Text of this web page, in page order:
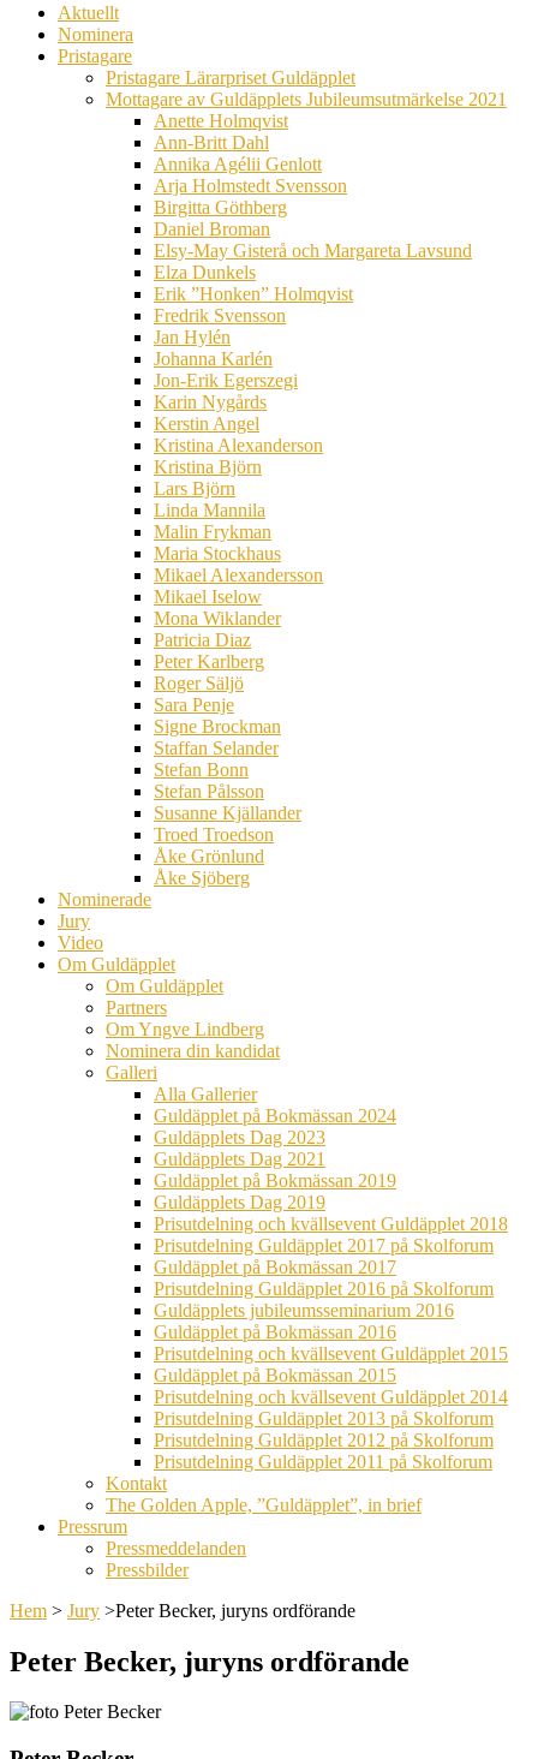
Aktuellt
Nominera
Pristagare
Pristagare Lärarpriset Guldäpplet
Mottagare av Guldäpplets Jubileumsutmärkelse 2021
Anette Holmqvist
Ann-Britt Dahl
Annika Agélii Genlott
Arja Holmstedt Svensson
Birgitta Göthberg
Daniel Broman
Elsy-May Gisterå och Margareta Lavsund
Elza Dunkels
Erik ”Honken” Holmqvist
Fredrik Svensson
Jan Hylén
Johanna Karlén
Jon-Erik Egerszegi
Karin Nygårds
Kerstin Angel
Kristina Alexanderson
Kristina Björn
Lars Björn
Linda Mannila
Malin Frykman
Maria Stockhaus
Mikael Alexandersson
Mikael Iselow
Mona Wiklander
Patricia Diaz
Peter Karlberg
Roger Säljö
Sara Penje
Signe Brockman
Staffan Selander
Stefan Bonn
Stefan Pålsson
Susanne Kjällander
Troed Troedson
Åke Grönlund
Åke Sjöberg
Nominerade
Jury
Video
Om Guldäpplet
Om Guldäpplet
Partners
Om Yngve Lindberg
Nominera din kandidat
Galleri
Alla Gallerier
Guldäpplet på Bokmässan 2024
Guldäpplets Dag 2023
Guldäpplets Dag 2021
Guldäpplet på Bokmässan 2019
Guldäpplets Dag 2019
Prisutdelning och kvällsevent Guldäpplet 2018
Prisutdelning Guldäpplet 2017 på Skolforum
Guldäpplet på Bokmässan 2017
Prisutdelning Guldäpplet 2016 på Skolforum
Guldäpplets jubileumsseminarium 2016
Guldäpplet på Bokmässan 2016
Prisutdelning och kvällsevent Guldäpplet 2015
Guldäpplet på Bokmässan 2015
Prisutdelning och kvällsevent Guldäpplet 2014
Prisutdelning Guldäpplet 2013 på Skolforum
Prisutdelning Guldäpplet 2012 på Skolforum
Prisutdelning Guldäpplet 2011 på Skolforum
Kontakt
The Golden Apple, ”Guldäpplet”, in brief
Pressrum
Pressmeddelanden
Pressbilder
Hem > Jury >Peter Becker, juryns ordförande
Peter Becker, juryns ordförande